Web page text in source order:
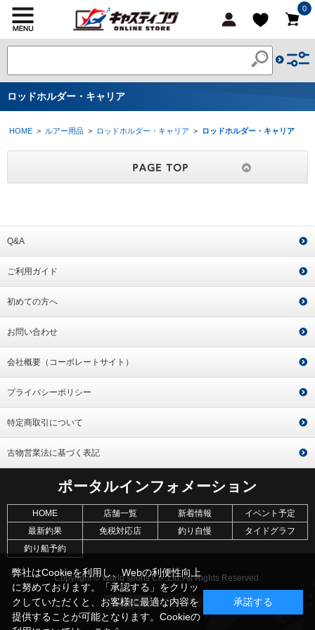
0
ロッドホルダー・キャリア
HOME > ルアー用品 > ロッドホルダー・キャリア > ロッドホルダー・キャリア
Q&A
ご利用ガイド
初めての方へ
お問い合わせ
会社概要（コーポレートサイト）
プライバシーポリシー
特定商取引について
古物営業法に基づく表記
ポータルインフォメーション
HOME 店舗一覧 新着情報
イベント予定
最新釣果
免税対応店 釣り自慢
タイドグラフ
釣り船予約
Copyright © World sports Co.,Ltd. All Rights Reserved.
弊社はCookieを利用し、Webの利便性向上
に努めております。「承認する」をクリッ
クしていただくと、お客様に最適な内容を
提供することが可能となります。Cookieの
承諾する